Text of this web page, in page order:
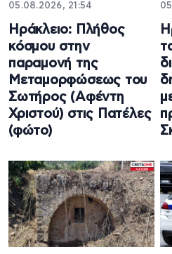
05.08.2026, 21:54
Ηράκλειο: Πλήθος
κόσμου στην
παραμονή της
Μεταμορφώσεως του
Σωτήρος (Αφέντη
Χριστού) στις Πατέλες
(φώτο)